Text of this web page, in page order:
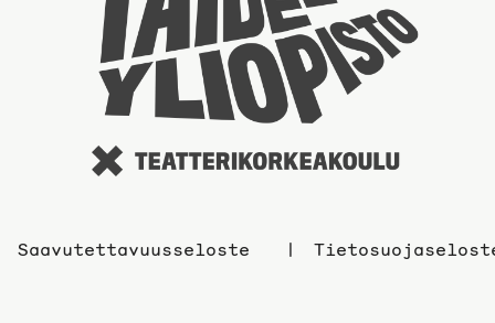
Saavutettavuusseloste